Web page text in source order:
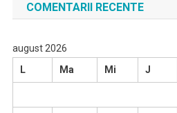
COMENTARII RECENTE
august 2026
L
Ma Mi J